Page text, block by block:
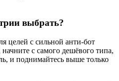
выбрать?
целей с сильной анти-бот
с самого дешёвого типа,
и поднимайтесь выше только